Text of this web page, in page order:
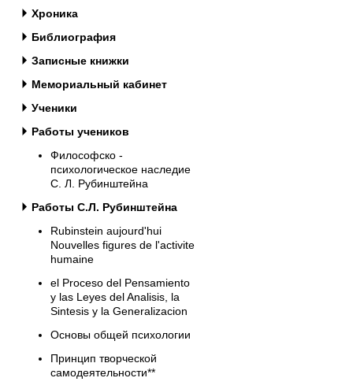
Хроника
Библиография
Записные книжки
Мемориальный кабинет
Ученики
Работы учеников
Философско -
психологическое наследие
С. Л. Рубинштейна
Работы С.Л. Рубинштейна
Rubinstein aujourd'hui
Nouvelles figures de l'activite
humaine
el Proceso del Pensamiento
y las Leyes del Analisis, la
Sintesis y la Generalizacion
Основы общей психологии
Принцип творческой
самодеятельности**